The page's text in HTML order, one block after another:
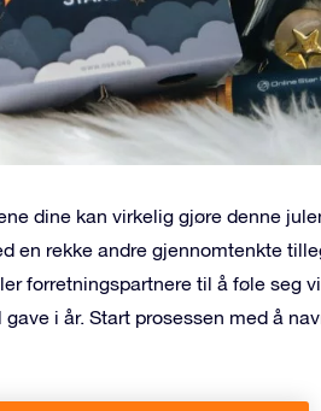
dine kan virkelig gjøre denne
en rekke andre gjennomtenkte
forretningspartnere til å føle seg
i år. Start prosessen med å